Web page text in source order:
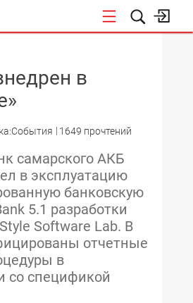
в
1649 прочтений
самарского АКБ
в эксплуатацию
банковскую
5.1 разработки
Software Lab. В
отчетные
в
со спецификой